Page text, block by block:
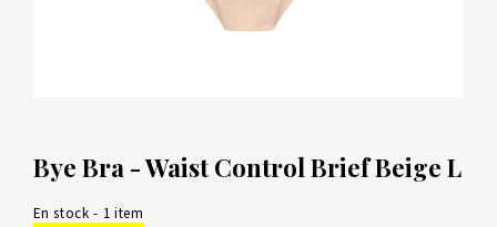
Bye Bra - Waist Control Brief Beige L
En stock - 1 item